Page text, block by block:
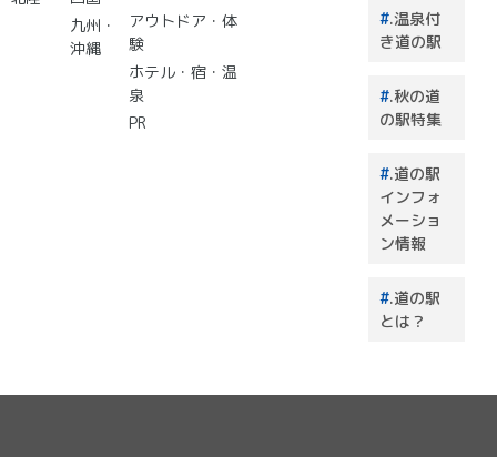
九州・
沖縄
アウトドア・体
験
ホテル・宿・温
泉
PR
.温泉付
き道の駅
.秋の道
の駅特集
.道の駅
インフォ
メーショ
ン情報
.道の駅
とは？